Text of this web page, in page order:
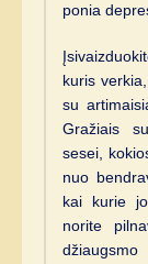
ponia
kuris
su
Gražiais
sesei,
nuo
kai kurie
norite